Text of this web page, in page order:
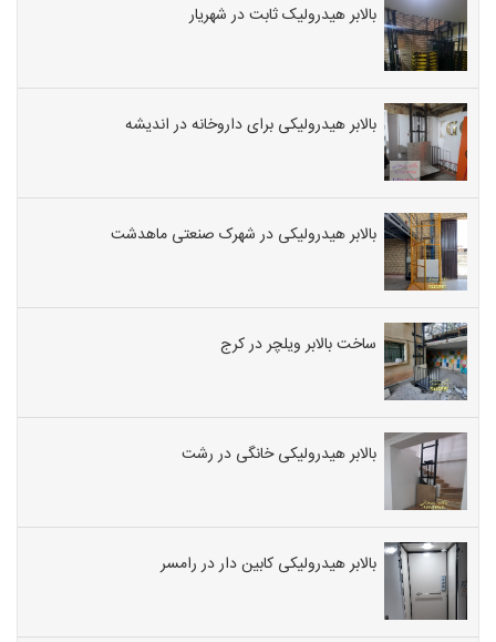
بالابر هیدرولیک ثابت در شهریار
بالابر هیدرولیکی برای داروخانه در اندیشه
بالابر هیدرولیکی در شهرک صنعتی ماهدشت
ساخت بالابر ویلچر در کرج
بالابر هیدرولیکی خانگی در رشت
بالابر هیدرولیکی کابین دار در رامسر